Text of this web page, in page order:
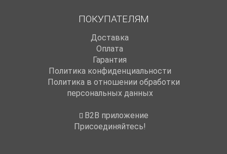
ПОКУПАТЕЛЯМ
Доставка
Оплата
Гарантия
Политика конфиденциальности
Политика в отношении обработки
персональных данных
B2B приложение
Присоединяйтесь!